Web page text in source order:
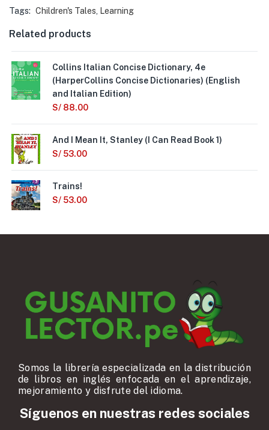
Tags: Children's Tales Learning
Related products
Collins Italian Concise Dictionary, 4e
(HarperCollins Concise Dictionaries) (English
and Italian Edition)
S/ 88.00
And I Mean It, Stanley (I Can Read Book 1)
S/ 53.00
Trains!
S/ 53.00
Somos la librería especializada en la distribución
de libros en inglés enfocada en el aprendizaje,
mejoramiento y disfrute del idioma.
Síguenos en nuestras redes sociales